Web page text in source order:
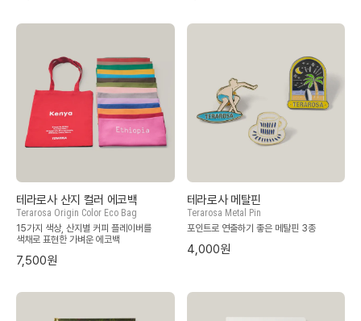
테라로사 산지 컬러 에코백
Terarosa Origin Color Eco Bag
15가지 색상, 산지별 커피 플레이버를
색채로 표현한 가벼운 에코백
7,500원
테라로사 메탈핀
Terarosa Metal Pin
포인트로 연출하기 좋은 메탈핀 3종
4,000원